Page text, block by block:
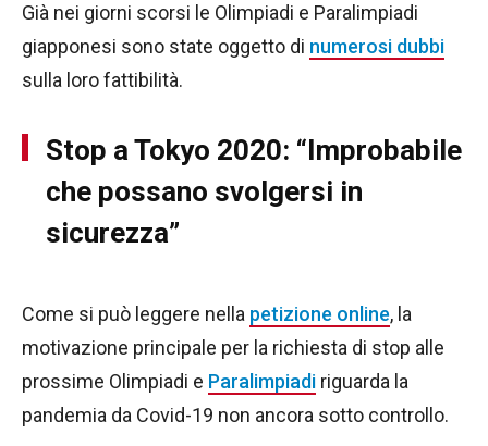
Già nei giorni scorsi le Olimpiadi e Paralimpiadi
giapponesi sono state oggetto di numerosi dubbi
sulla loro fattibilità.
Stop a Tokyo 2020: “Improbabile
che possano svolgersi in
sicurezza”
Come si può leggere nella petizione online, la
motivazione principale per la richiesta di stop alle
prossime Olimpiadi e Paralimpiadi riguarda la
pandemia da Covid-19 non ancora sotto controllo.